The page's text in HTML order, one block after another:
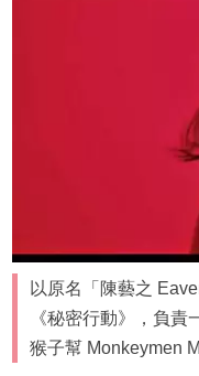
以原名「陳藝之
《秘密行動》，負責
猴子幫 Monkeymen